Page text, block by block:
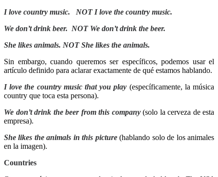
I love country music.
NOT I love the country music.
We don’t drink beer. NOT We don’t drink the beer.
She likes animals. NOTShe likes the animals.
Sin embargo, cuando queremos ser específicos, podemos usar el
artículo definido para aclarar exactamente de qué estamos hablando.
I love the country music that you play (específicamente, la música
country que toca esta persona).
We don’t drink the beer from this company (solo la cerveza de esta
empresa).
She likes the animals in this picture(hablando solo de los animales
en la imagen).
Countries